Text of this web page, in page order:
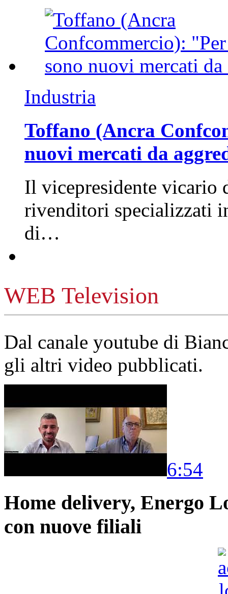
Industria
Toffano (Ancra
nuovi mercati da
Il vicepresidente vicario
rivenditori specializzati
di…
WEB Television
Dal canale youtube di
gli altri video pubblicati.
6:54
Home delivery, Energo
con nuove filiali